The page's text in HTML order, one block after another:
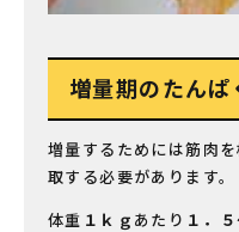
増量期のたんぱ
増量するためには筋肉
取する必要があります。
体重 １ｋｇ あたり １．